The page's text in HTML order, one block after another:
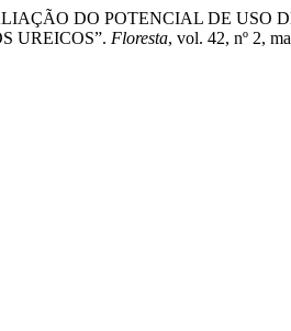
DO POTENCIAL DE USO
UREICOS”. Floresta, vol. 42, nº 2,